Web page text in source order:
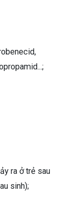
ra ở trẻ sau
sinh);